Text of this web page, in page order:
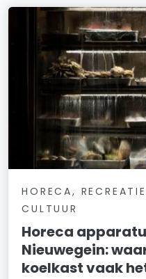
HORECA,
CULTUUR
Horeca
Nieuwegein:
koelkast vaak